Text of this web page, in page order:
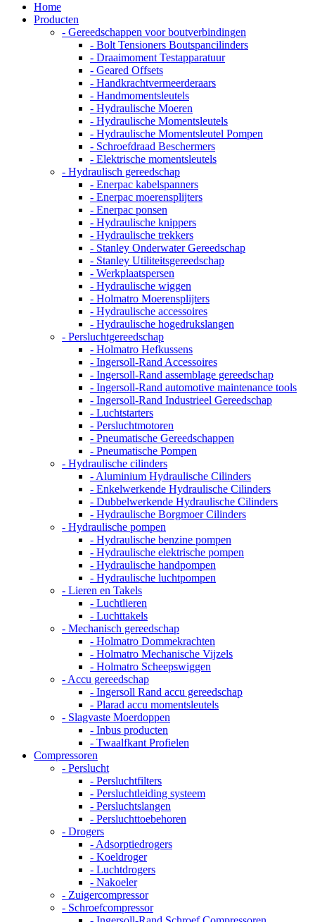
Home
Producten
- Gereedschappen voor boutverbindingen
- Bolt Tensioners Boutspancilinders
- Draaimoment Testapparatuur
- Geared Offsets
- Handkrachtvermeerderaars
- Handmomentsleutels
- Hydraulische Moeren
- Hydraulische Momentsleutels
- Hydraulische Momentsleutel Pompen
- Schroefdraad Beschermers
- Elektrische momentsleutels
- Hydraulisch gereedschap
- Enerpac kabelspanners
- Enerpac moerensplijters
- Enerpac ponsen
- Hydraulische knippers
- Hydraulische trekkers
- Stanley Onderwater Gereedschap
- Stanley Utiliteitsgereedschap
- Werkplaatspersen
- Hydraulische wiggen
- Holmatro Moerensplijters
- Hydraulische accessoires
- Hydraulische hogedrukslangen
- Persluchtgereedschap
- Holmatro Hefkussens
- Ingersoll-Rand Accessoires
- Ingersoll-Rand assemblage gereedschap
- Ingersoll-Rand automotive maintenance tools
- Ingersoll-Rand Industrieel Gereedschap
- Luchtstarters
- Persluchtmotoren
- Pneumatische Gereedschappen
- Pneumatische Pompen
- Hydraulische cilinders
- Aluminium Hydraulische Cilinders
- Enkelwerkende Hydraulische Cilinders
- Dubbelwerkende Hydraulische Cilinders
- Hydraulische Borgmoer Cilinders
- Hydraulische pompen
- Hydraulische benzine pompen
- Hydraulische elektrische pompen
- Hydraulische handpompen
- Hydraulische luchtpompen
- Lieren en Takels
- Luchtlieren
- Luchttakels
- Mechanisch gereedschap
- Holmatro Dommekrachten
- Holmatro Mechanische Vijzels
- Holmatro Scheepswiggen
- Accu gereedschap
- Ingersoll Rand accu gereedschap
- Plarad accu momentsleutels
- Slagvaste Moerdoppen
- Inbus producten
- Twaalfkant Profielen
Compressoren
- Perslucht
- Persluchtfilters
- Persluchtleiding systeem
- Persluchtslangen
- Persluchttoebehoren
- Drogers
- Adsorptiedrogers
- Koeldroger
- Luchtdrogers
- Nakoeler
- Zuigercompressor
- Schroefcompressor